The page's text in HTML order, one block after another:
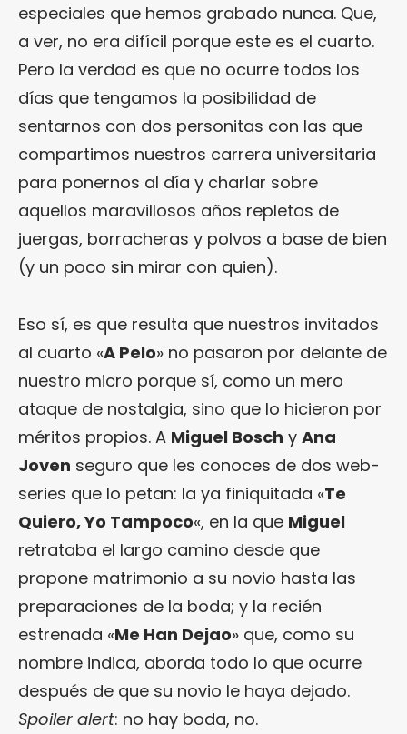
especiales que hemos grabado nunca. Que,
a ver, no era difícil porque este es el cuarto.
Pero la verdad es que no ocurre todos los
días que tengamos la posibilidad de
sentarnos con dos personitas con las que
compartimos nuestros carrera universitaria
para ponernos al día y charlar sobre
aquellos maravillosos años repletos de
juergas, borracheras y polvos a base de bien
(y un poco sin mirar con quien).
Eso sí, es que resulta que nuestros invitados
al cuarto «A Pelo» no pasaron por delante de
nuestro micro porque sí, como un mero
ataque de nostalgia, sino que lo hicieron por
méritos propios. A Miguel Bosch y Ana
Joven seguro que les conoces de dos web-
series que lo petan: la ya finiquitada «Te
Quiero, Yo Tampoco«, en la que Miguel
retrataba el largo camino desde que
propone matrimonio a su novio hasta las
preparaciones de la boda; y la recién
estrenada «Me Han Dejao» que, como su
nombre indica, aborda todo lo que ocurre
después de que su novio le haya dejado.
Spoiler alert: no hay boda, no.